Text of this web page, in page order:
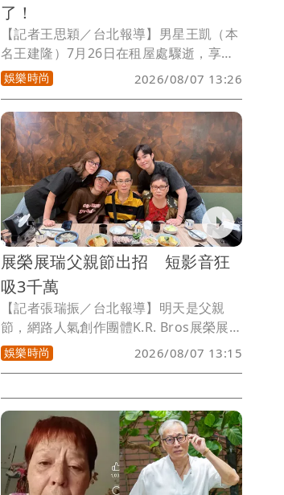
了！
【記者王思穎／台北報導】男星王凱（本
名王建隆）7月26日在租屋處驟逝，享年
43歲，今（7日）起靈堂連3天開放供親友
弔唁。王凱經紀人透露，原先王凱離世隔
天（27日）下午2點半有《百味人生》的
拍攝，但事出突然，習俗上亡者7天內都
不曉得自己離世，有藝人感應到王凱27日
仍到攝影棚拍攝，前幾日《百味人生》製
作人龔翠萍來上香，特地告訴王凱：「你
殺青了，不用來了！」希望王凱好好跟著
菩薩修行。
娛樂時尚 2026/08/07 13:26
展榮展瑞父親節出招 短影音狂
吸3千萬
【記者張瑞振／台北報導】明天是父親
節，網路人氣創作團體K.R. Bros展榮展
瑞又有驚喜大作！兩人推出充滿歡樂氣息
的影片，不僅量身打造洗腦神曲，還設計
播與短影音創作者一同加入，讓餐廳瞬間
變身大型歡樂舞台。影片一出迅速在
TikTok、抖音等全平台引爆狂潮，總累積
觀看次數強勢衝破3,000 萬大關，談到這
次爆紅企劃，展瑞笑稱自己一手包辦音
娛樂時尚 2026/08/07 13:15